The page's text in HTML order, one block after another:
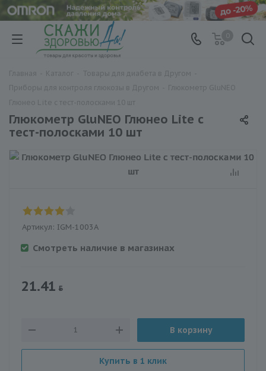
Глюкометр GluNEO Глюнео Lite с
тест-полосками 10 шт
Артикул: IGM-1003А
Смотреть наличие в магазинах
21.41
В корзину
Купить в 1 клик